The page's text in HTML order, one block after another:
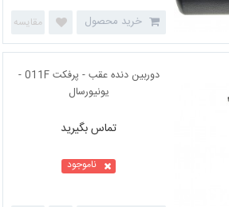
خرید محصول
تماس بگیرید
ناموجود